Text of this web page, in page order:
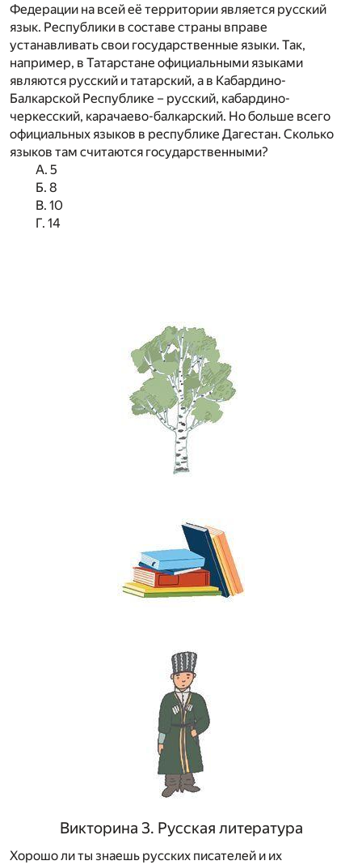
Федерации на всей её территории является русский
язык. Республики в составе страны вправе
устанавливать свои государственные языки. Так,
например, в Татарстане официальными языками
являются русский и татарский, а в Кабардино-
Балкарской Республике – русский, кабардино-
черкесский, карачаево-балкарский. Но больше всего
официальных языков в республике Дагестан. Сколько
языков там считаются государственными?
А. 5
Б. 8
В. 10
Г. 14
Викторина 3. Русская литература
Хорошо ли ты знаешь русских писателей и их